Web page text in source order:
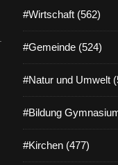
#Wirtschaft (562)
#Gemeinde (524)
#Natur und Umwelt
#Bildung
#Kirchen (477)